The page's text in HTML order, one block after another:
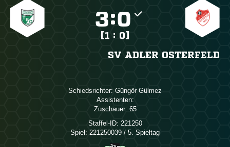
:
[1 : 0]
SV ADLER OSTERFELD
Schiedsrichter:  
Assistenten:
Zuschauer: 65
Staffel-ID: 221250
Spiel: 221250039 / 5. Spieltag